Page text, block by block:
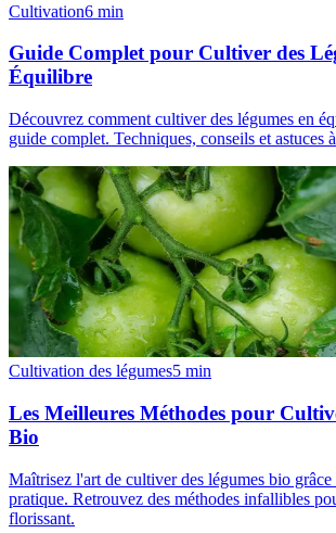
Cultivation6 min
Guide Complet pour Cultiver des
Équilibre
Découvrez comment cultiver des légumes en
guide complet. Techniques, conseils et astuces
Cultivation des légumes5 min
Les Meilleures Méthodes pour
Bio
Maîtrisez l'art de cultiver des légumes bio
pratique. Retrouvez des méthodes infallibles
florissant.